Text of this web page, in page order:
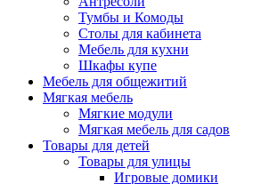
Тумбы и Комоды
Столы для кабинета
Мебель для кухни
Шкафы купе
Мебель для общежитий
Мягкая мебель
Мягкие модули
Мягкая мебель для садов
Товары для детей
Товары для улицы
Игровые домики